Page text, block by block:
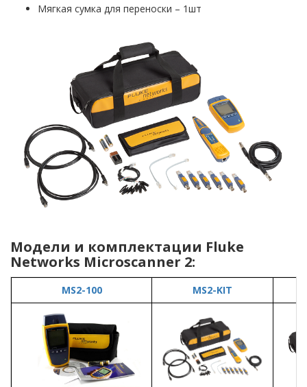
Мягкая сумка для переноски – 1шт
Модели и комплектации Fluke
Networks Microscanner 2:
MS2-100 MS2-KIT